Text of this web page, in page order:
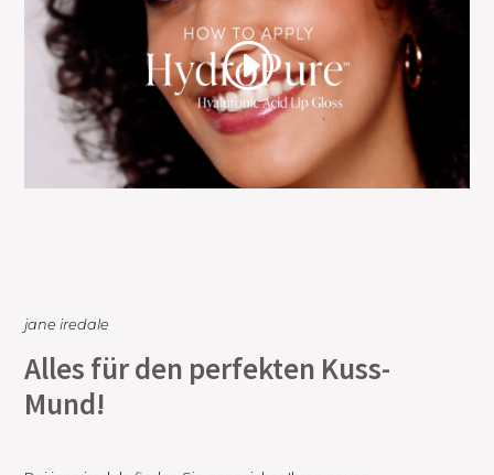
jane iredale
Alles für den perfekten Kuss-
Mund!